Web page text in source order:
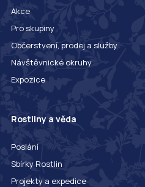
Akce
Pro skupiny
Občerstvení, prodej a služby
Návštěvnické okruhy
Expozice
Rostliny a věda
Poslání
Sbírky Rostlin
Projekty a expedice